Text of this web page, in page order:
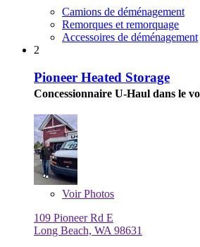
Camions de déménagement
Remorques et remorquage
Accessoires de déménagement
2
Pioneer Heated Storage
Concessionnaire U-Haul dans le
VoirPhotos
109 Pioneer Rd E
Long Beach, WA 98631